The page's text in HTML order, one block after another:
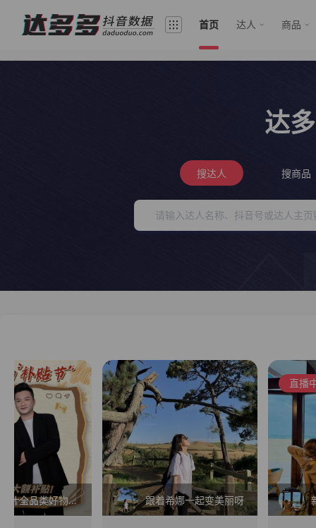
首页 达人 商品
达
搜达人 搜商品
跟着希娜一起变美丽呀
直播中
新款现货来了～